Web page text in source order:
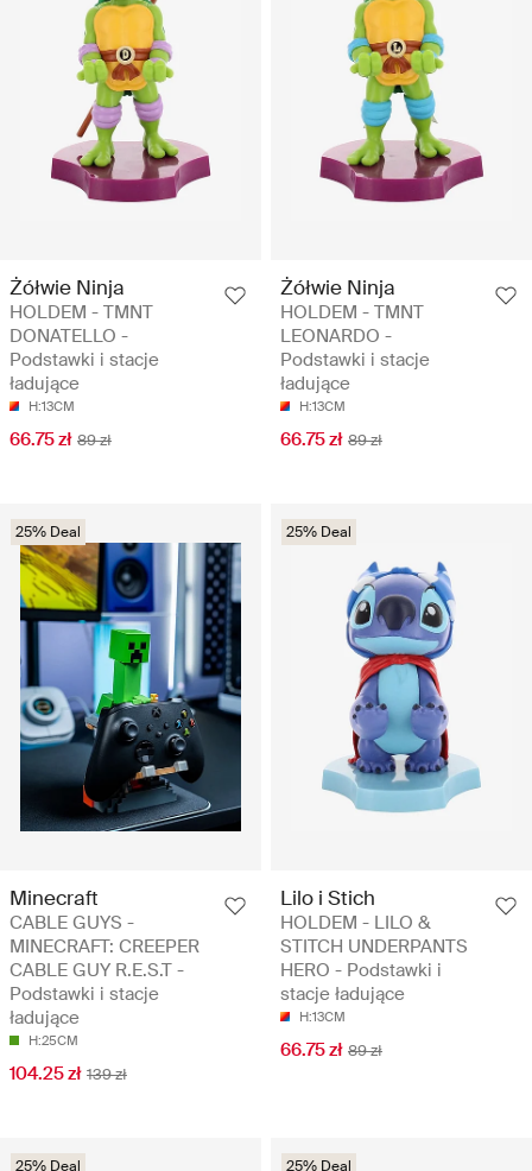
Żółwie Ninja
HOLDEM - TMNT
DONATELLO -
Podstawki i stacje
ładujące
H:13CM
66.75 zł 89 zł
Żółwie Ninja
HOLDEM - TMNT
LEONARDO -
Podstawki i stacje
ładujące
H:13CM
66.75 zł 89 zł
25% Deal
Minecraft
CABLE GUYS -
MINECRAFT: CREEPER
CABLE GUY R.E.S.T -
Podstawki i stacje
ładujące
H:25CM
104.25 zł 139 zł
25% Deal
Lilo i Stich
HOLDEM - LILO &
STITCH UNDERPANTS
HERO - Podstawki i
stacje ładujące
H:13CM
66.75 zł 89 zł
25% Deal 25% Deal